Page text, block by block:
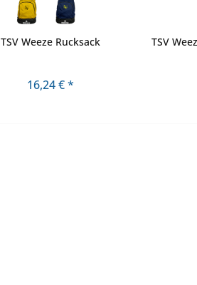
TSV Weeze Rucksack
16,24 € *
TSV